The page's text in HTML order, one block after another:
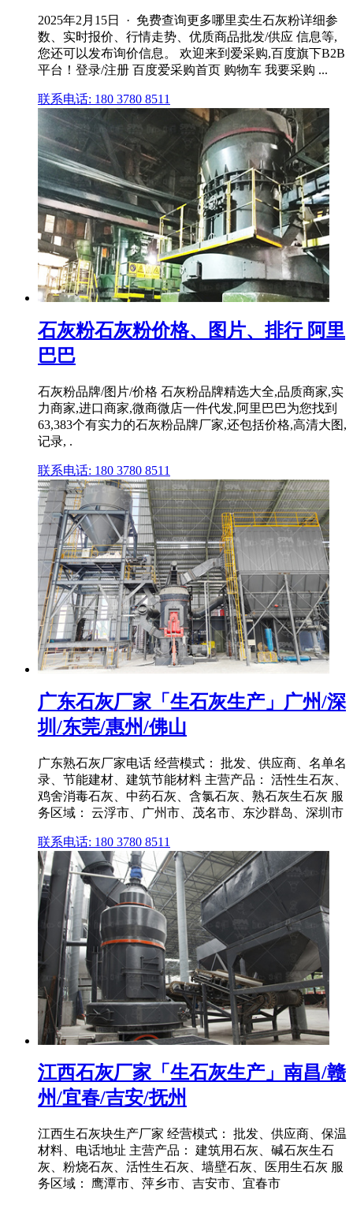
2025年2月15日 · 免费查询更多哪里卖生石灰粉详细参
数、实时报价、行情走势、优质商品批发/供应 信息等,
您还可以发布询价信息。 欢迎来到爱采购,百度旗下B2B
平台！登录/注册 百度爱采购首页 购物车 我要采购 ...
联系电话: 180 3780 8511
石灰粉石灰粉价格、图片、排行 阿里
巴巴
石灰粉品牌/图片/价格 石灰粉品牌精选大全,品质商家,实
力商家,进口商家,微商微店一件代发,阿里巴巴为您找到
63,383个有实力的石灰粉品牌厂家,还包括价格,高清大图,
记录, .
联系电话: 180 3780 8511
广东石灰厂家「生石灰生产」广州/深
圳/东莞/惠州/佛山
广东熟石灰厂家电话 经营模式： 批发、供应商、名单名
录、节能建材、建筑节能材料 主营产品： 活性生石灰、
鸡舍消毒石灰、中药石灰、含氯石灰、熟石灰生石灰 服
务区域： 云浮市、广州市、茂名市、东沙群岛、深圳市
联系电话: 180 3780 8511
江西石灰厂家「生石灰生产」南昌/赣
州/宜春/吉安/抚州
江西生石灰块生产厂家 经营模式： 批发、供应商、保温
材料、电话地址 主营产品： 建筑用石灰、碱石灰生石
灰、粉烧石灰、活性生石灰、墙壁石灰、医用生石灰 服
务区域： 鹰潭市、萍乡市、吉安市、宜春市